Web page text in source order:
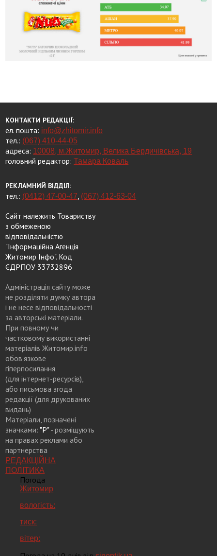
КОНТАКТИ РЕДАКЦІЇ:
ел. пошта: info@zhitomir.info
тел.: (067) 410-44-05
адреса: 10008, м.Житомир, Велика Бердичівська, 19
головний редактор:Тамара Коваль
РЕКЛАМНИЙ ВІДДІЛ:
тел.: (0412) 47-00-47, (067) 412-63-04
Сайт належить Товариству
з обмеженою
відповідальністю
"Інформаційна Агенція
Житомир Інфо". Код
ЄДРПОУ 33732896
Адміністрація сайту може
не розділяти думку автора
і не несе відповідальності
за авторські матеріали.
При повному чи
частковому використанні
матеріалів Житомир.info
обов’язкове
гіперпосилання
(для інтернет-ресурсів),
або письмова згода
редакції (для друкованих
видань)
Матеріали, позначені
значками: "Р"- розміщують
на правах реклами або
партнерства
РЕДАКЦІЙНА
ПОЛІТИКА
Погода
Житомир
вологість:
тиск:
вітер: